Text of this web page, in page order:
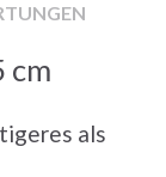
cm
als